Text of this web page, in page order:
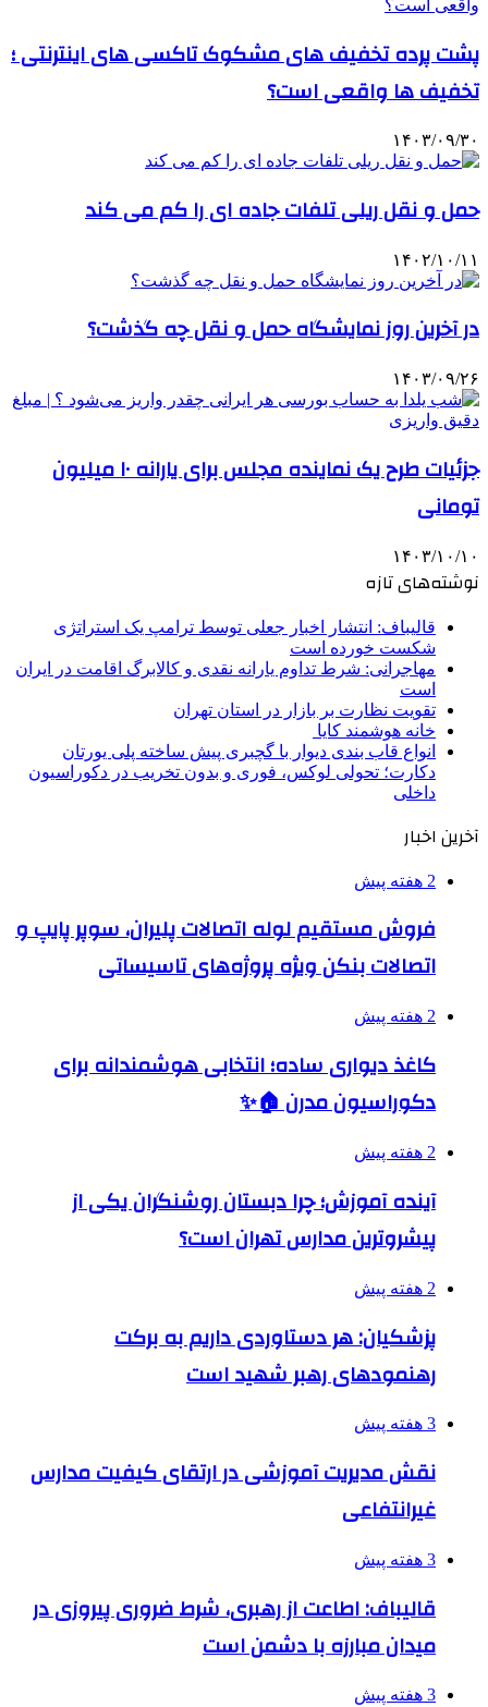
پشت پرده تخفیف های مشکوک تاکسی های اینترنتی ؛
تخفیف‌ ها واقعی است؟
۱۴۰۳/۰۹/۳۰
حمل و نقل ریلی تلفات جاده ای را کم می کند
۱۴۰۲/۱۰/۱۱
در آخرین روز نمایشگاه حمل و نقل چه گذشت؟
۱۴۰۳/۰۹/۲۶
جزئیات طرح یک نماینده مجلس برای یارانه ۱۰ میلیون
تومانی
۱۴۰۳/۱۰/۱۰
نوشته‌های تازه
قالیباف: انتشار اخبار جعلی توسط ترامپ یک استراتژی
شکست خورده است
مهاجرانی: شرط تداوم یارانه نقدی و کالابرگ اقامت در ایران
است
تقویت نظارت بر بازار در استان تهران
خانه هوشمند کایا
انواع قاب بندی دیوار با گچبری پیش ساخته پلی یورتان
دکارت؛ تحولی لوکس، فوری و بدون تخریب در دکوراسیون
داخلی
آخرین اخبار
2 هفته پیش
فروش مستقیم لوله اتصالات پلیران، سوپر پایپ و
اتصالات بنکن ویژه پروژه‌های تاسیساتی
2 هفته پیش
کاغذ دیواری ساده؛ انتخابی هوشمندانه برای
دکوراسیون مدرن 🏠✨
2 هفته پیش
آینده آموزش؛ چرا دبستان روشنگران یکی از
پیشروترین مدارس تهران است؟
2 هفته پیش
پزشکیان: هر دستاوردی داریم به برکت
رهنمودهای رهبر شهید است
3 هفته پیش
نقش مدیریت آموزشی در ارتقای کیفیت مدارس
غیرانتفاعی
3 هفته پیش
قالیباف: اطاعت از رهبری، شرط ضروری پیروزی در
میدان مبارزه با دشمن است
3 هفته پیش